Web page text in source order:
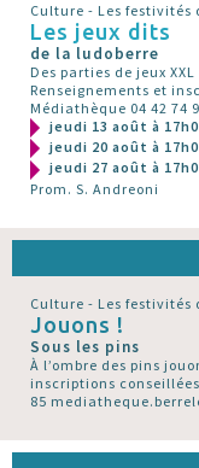
Culture - Les festivités
Les jeux dits
de la ludoberre
Des parties de jeux
Renseignements et
Médiathèque 04 42 74
jeudi 13 août à
jeudi 20 août à
jeudi 27 août à
Prom. S. Andreoni
Culture - Les festivités
Jouons !
Sous les pins
À l’ombre des pins
inscriptions
85